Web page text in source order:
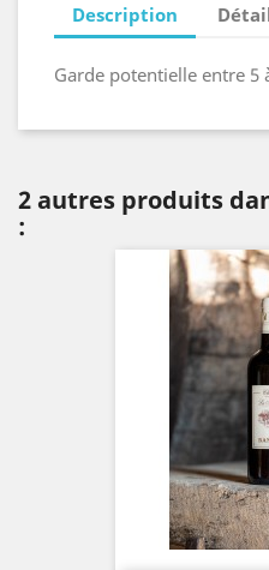
Description
Garde potentielle entre 5
2 autres produits
: